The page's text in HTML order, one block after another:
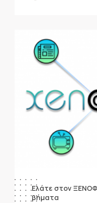
Ελάτε στον
βήματα